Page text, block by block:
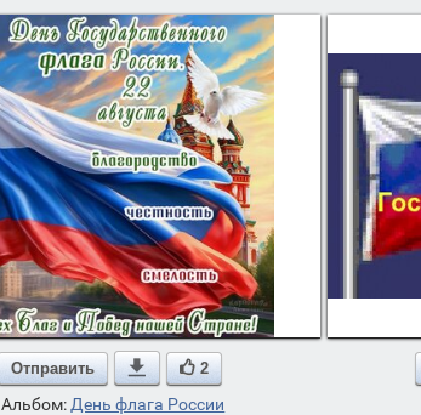
Отправить  2
Альбом: День флага России